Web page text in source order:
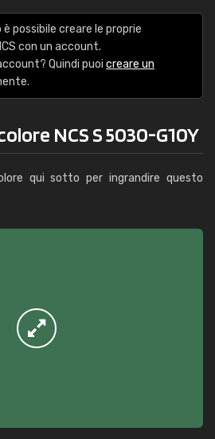
possibile creare le proprie
con un account.
Quindi puoi creare un
NCS S 5030-G10Y
qui sotto per ingrandire questo